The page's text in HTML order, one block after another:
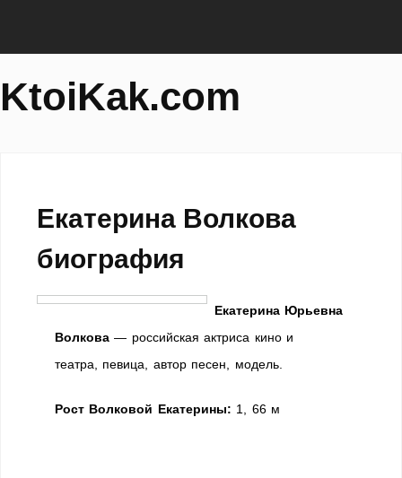
KtoiKak.com
Екатерина Волкова
биография
Екатерина Юрьевна
Волкова — российская актриса кино и
театра, певица, автор песен, модель.
Рост Волковой Екатерины: 1, 66 м